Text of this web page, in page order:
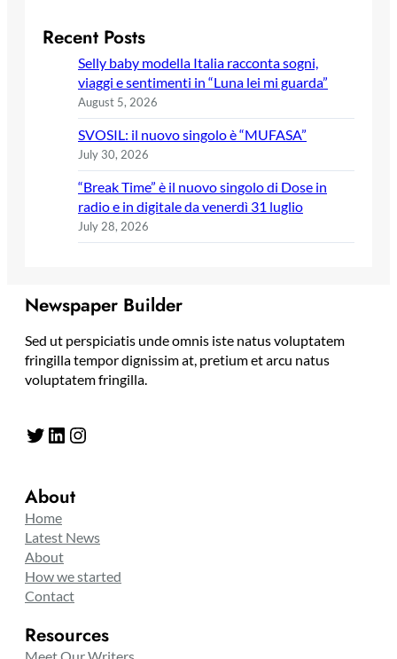
Recent Posts
Selly baby modella Italia racconta sogni,
viaggi e sentimenti in “Luna lei mi guarda”
August 5, 2026
SVOSIL: il nuovo singolo è “MUFASA”
July 30, 2026
“Break Time” è il nuovo singolo di Dose in
radio e in digitale da venerdì 31 luglio
July 28, 2026
Newspaper Builder
Sed ut perspiciatis unde omnis iste natus voluptatem
fringilla tempor dignissim at, pretium et arcu natus
voluptatem fringilla.
Twitter LinkedIn Instagram
About
Home
Latest News
About
How we started
Contact
Resources